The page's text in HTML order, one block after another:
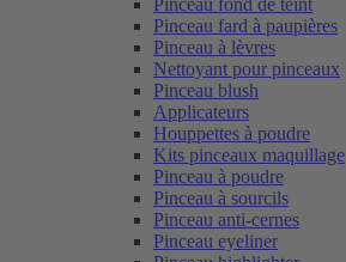
Pinceau fond de teint
Pinceau fard à paupières
Pinceau à lèvres
Nettoyant pour pinceaux
Pinceau blush
Applicateurs
Houppettes à poudre
Kits pinceaux maquillage
Pinceau à poudre
Pinceau à sourcils
Pinceau anti-cernes
Pinceau eyeliner